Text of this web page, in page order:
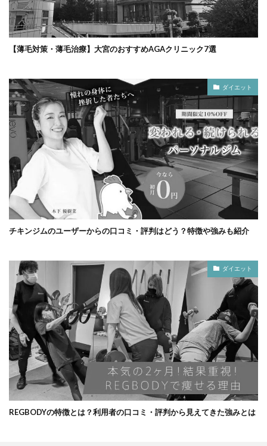
【薄毛対策・薄毛治療】大宮のおすすめAGAクリニック7選
ダイエット
チキンジムのユーザーからの口コミ・評判はどう？特徴や強みも紹介
ダイエット
REGBODYの特徴とは？利用者の口コミ・評判から見えてきた強みとは